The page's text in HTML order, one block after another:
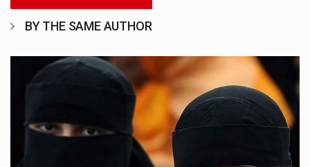
BY THE SAME AUTHOR